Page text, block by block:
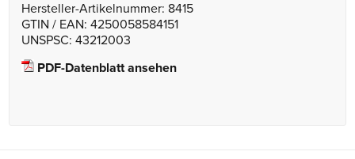
Hersteller-Artikelnummer: 8415
GTIN / EAN: 4250058584151
UNSPSC: 43212003
PDF-Datenblatt ansehen